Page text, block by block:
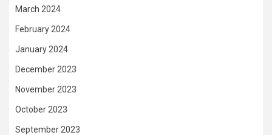
March 2024
February 2024
January 2024
December 2023
November 2023
October 2023
September 2023